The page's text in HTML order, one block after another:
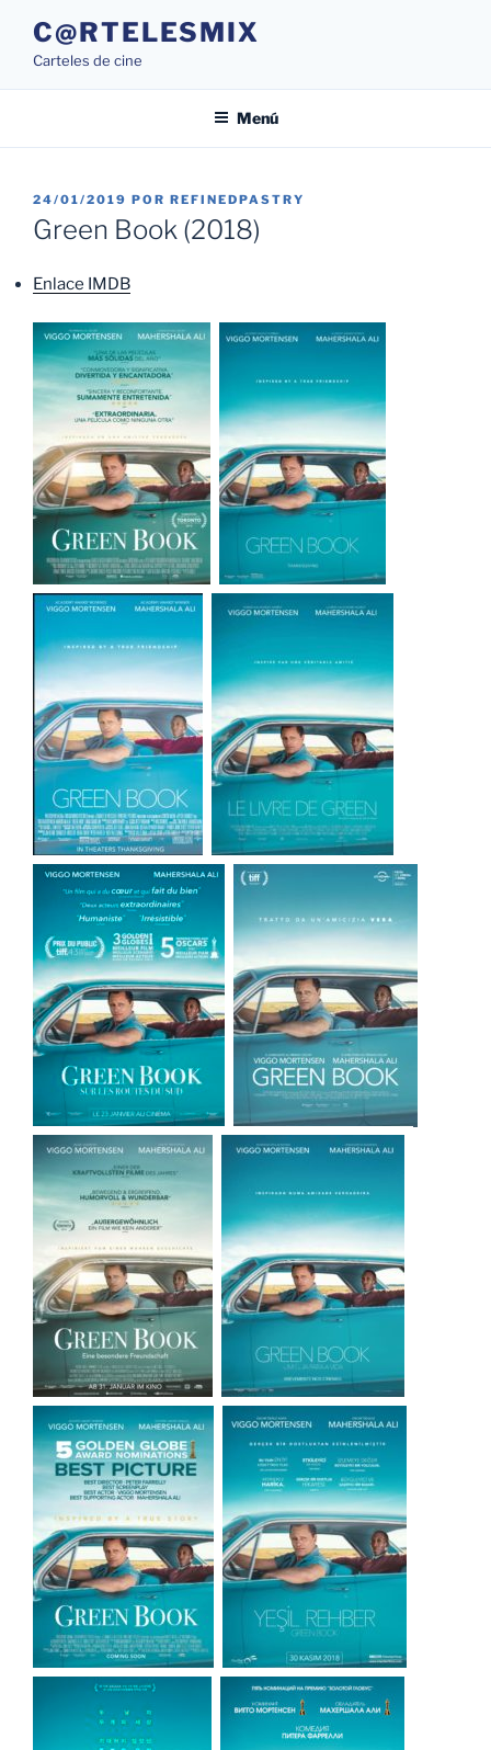
contenido
C@RTELESMIX
Carteles de cine
Menú
PUBLICADO
EL
24/01/2019 POR REFINEDPASTRY
Green Book (2018)
Enlace IMDB